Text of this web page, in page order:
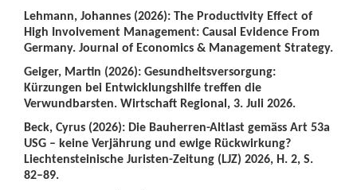
Lehmann, Johannes (2026): The Productivity Effect of
High Involvement Management: Causal Evidence From
Germany. Journal of Economics & Management Strategy.
Geiger, Martin (2026): Gesundheitsversorgung:
Kürzungen bei Entwicklungshilfe treffen die
Verwundbarsten. Wirtschaft Regional, 3. Juli 2026.
Beck, Cyrus (2026): Die Bauherren-Altlast gemäss Art 53a
USG – keine Verjährung und ewige Rückwirkung?
Liechtensteinische Juristen-Zeitung (LJZ) 2026, H. 2, S.
82–89.